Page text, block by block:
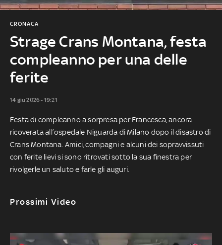
Strage Crans Montana, festa
compleanno per una delle
ferite
CRONACA
14 giu 2026 - 19:21
Festa di compleanno a sorpresa per Francesca, ancora
ricoverata all’ospedale Niguarda di Milano dopo il disastro di
Crans Montana. Amici, compagni e alcuni dei sopravvissuti
con ferite lievi si sono ritrovati sotto la sua finestra per
rivolgerle un saluto e farle gli auguri.
Prossimi Video